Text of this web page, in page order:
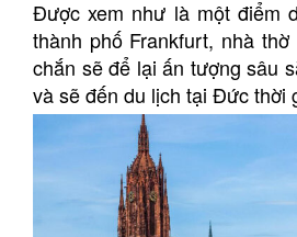
Được xem như là một điểm
thành phố Frankfurt, nhà
chắn sẽ để lại ấn tượng sâu
và sẽ đến du lịch tại Đức thời